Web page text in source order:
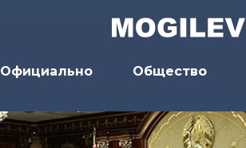
Официально Общество